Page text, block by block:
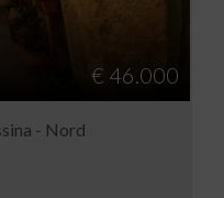
€ 46.000
- Nord